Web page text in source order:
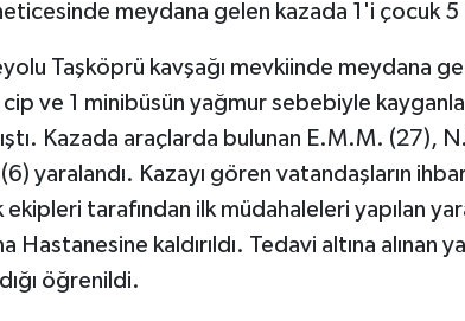
meydana gelen kazada 1'i çocuk 5
Taşköprü kavşağı mevkiinde meydana
ve 1 minibüsün yağmur sebebiyle
Kazada araçlarda bulunan E.M.M. (27),
yaralandı. Kazayı gören vatandaşların
ekipleri tarafından ilk müdahaleleri yapılan
Hastanesine kaldırıldı. Tedavi altına alınan
öğrenildi.